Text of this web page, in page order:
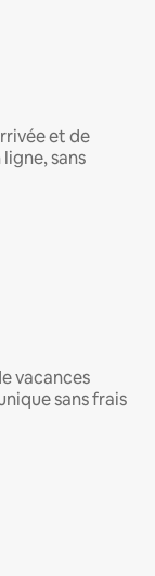
et de
sans
vacances
sans frais